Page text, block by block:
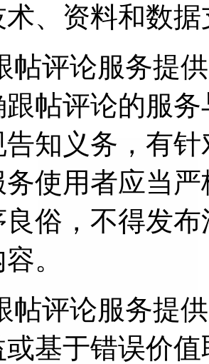
术、资料和数
帖评论服务提
帖评论的服
知义务，有
使用者应当
俗，不得发
。
帖评论服务提
或基于错误价